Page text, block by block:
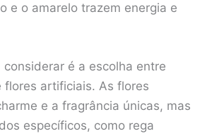
e o amarelo trazem energia e
considerar é a escolha entre
flores artificiais. As flores
e a fragrância únicas, mas
específicos, como rega